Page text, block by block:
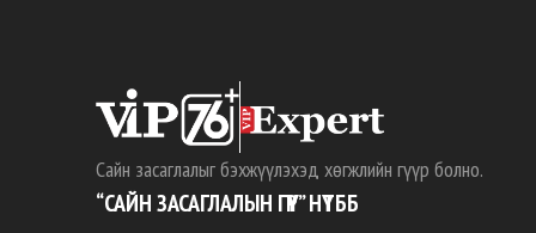
Сайн засаглалыг бэхжүүлэхэд хөгжлийн гүүр болно.
“САЙН ЗАСАГЛАЛЫН ГҮҮР” НҮТББ